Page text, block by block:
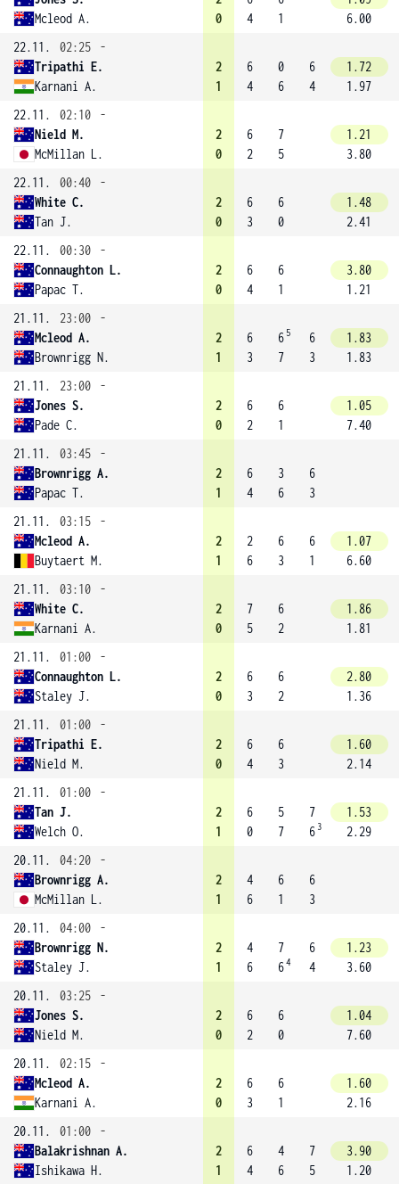
Mcleod A.
0
4
1
6.00
22.11.
02:25
-
Tripathi E.
Karnani A.
2
1
6
4
0
6
6
4
1.72
1.97
22.11.
02:10
-
Nield M.
McMillan L.
2
0
6
2
7
5
1.21
3.80
22.11.
00:40
-
White C.
Tan J.
2
0
6
3
6
0
1.48
2.41
22.11.
00:30
-
Connaughton L.
Papac T.
2
0
6
4
6
1
3.80
1.21
21.11.
23:00
-
Mcleod A.
Brownrigg N.
2
1
6
3
6 5
7
6
3
1.83
1.83
21.11.
23:00
-
Jones S.
Pade C.
2
0
6
2
6
1
1.05
7.40
21.11.
03:45
-
Brownrigg A.
Papac T.
2
1
6
4
3
6
6
3
21.11.
03:15
-
Mcleod A.
Buytaert M.
2
1
2
6
6
3
6
1
1.07
6.60
21.11.
03:10
-
White C.
Karnani A.
2
0
7
5
6
2
1.86
1.81
21.11.
01:00
-
Connaughton L.
Staley J.
2
0
6
3
6
2
2.80
1.36
21.11.
01:00
-
Tripathi E.
Nield M.
2
0
6
4
6
3
1.60
2.14
21.11.
01:00
-
Tan J.
Welch O.
2
1
6
0
5
7
7
6 3
1.53
2.29
20.11.
04:20
-
Brownrigg A.
McMillan L.
2
1
4
6
6
1
6
3
20.11.
04:00
-
Brownrigg N.
Staley J.
2
1
4
6
7
64
6
4
1.23
3.60
20.11.
03:25
-
Jones S.
Nield M.
2
0
6
2
6
0
1.04
7.60
20.11.
02:15
-
Mcleod A.
Karnani A.
2
0
6
3
6
1
1.60
2.16
20.11.
01:00
-
Balakrishnan A.
Ishikawa H.
2
1
6
4
4
6
7
5
3.90
1.20